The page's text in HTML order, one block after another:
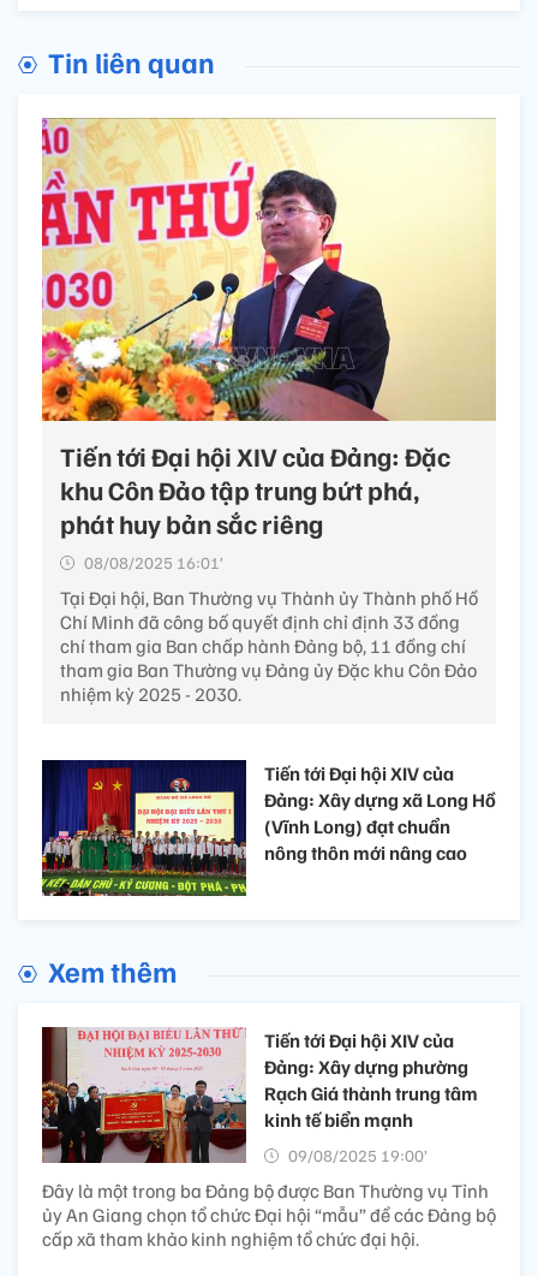
Tin liên quan
Tiến tới Đại hội XIV của Đảng: Đặc
khu Côn Đảo tập trung bứt phá,
phát huy bản sắc riêng
08/08/2025 16:01’
Tại Đại hội, Ban Thường vụ Thành ủy Thành phố Hồ
Chí Minh đã công bố quyết định chỉ định 33 đồng
chí tham gia Ban chấp hành Đảng bộ, 11 đồng chí
tham gia Ban Thường vụ Đảng ủy Đặc khu Côn Đảo
nhiệm kỳ 2025 - 2030.
Tiến tới Đại hội XIV của
Đảng: Xây dựng xã Long Hồ
(Vĩnh Long) đạt chuẩn
nông thôn mới nâng cao
Xem thêm
Tiến tới Đại hội XIV của
Đảng: Xây dựng phường
Rạch Giá thành trung tâm
kinh tế biển mạnh ​
09/08/2025 19:00’
Đây là một trong ba Đảng bộ được Ban Thường vụ Tỉnh
ủy An Giang chọn tổ chức Đại hội “mẫu” để các Đảng bộ
cấp xã tham khảo kinh nghiệm tổ chức đại hội.